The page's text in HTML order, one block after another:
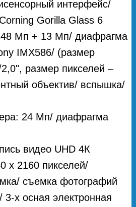
интерфейс/
Gorilla Glass 6
Мп + 13 Мп/ диафрагма
IMX586/ (размер
размер пикселей –
объектив/ вспышка/
24 Мп/ диафрагма
видео UHD 4К
х 2160 пикселей/
съемка фотографий
3-х осная электронная